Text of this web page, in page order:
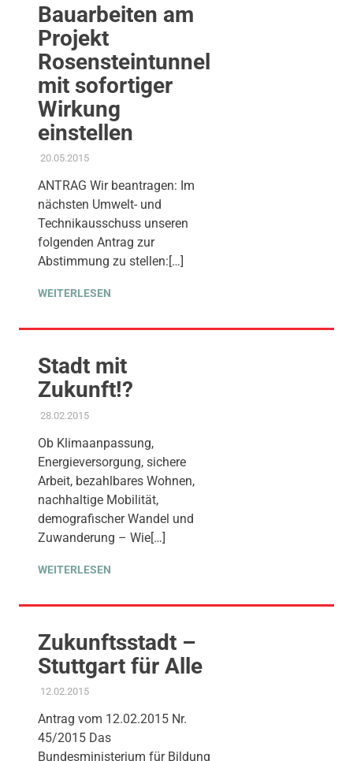
Bauarbeiten am
Projekt
Rosensteintunnel
mit sofortiger
Wirkung
einstellen
20.05.2015ADMIN
GEMEINDERAT
ANTRAG Wir beantragen: Im
nächsten Umwelt- und
Technikausschuss unseren
folgenden Antrag zur
Abstimmung zu stellen:[…]
WEITERLESEN
Stadt mit
Zukunft!?
28.02.2015ADMIN
AMTSBLATT-BEITRAG
Ob Klimaanpassung,
Energieversorgung, sichere
Arbeit, bezahlbares Wohnen,
nachhaltige Mobilität,
demografischer Wandel und
Zuwanderung – Wie[…]
WEITERLESEN
Zukunftsstadt –
Stuttgart für Alle
12.02.2015ADMIN
GEMEINDERAT
Antrag vom 12.02.2015 Nr.
45/2015 Das
Bundesministerium für Bildung